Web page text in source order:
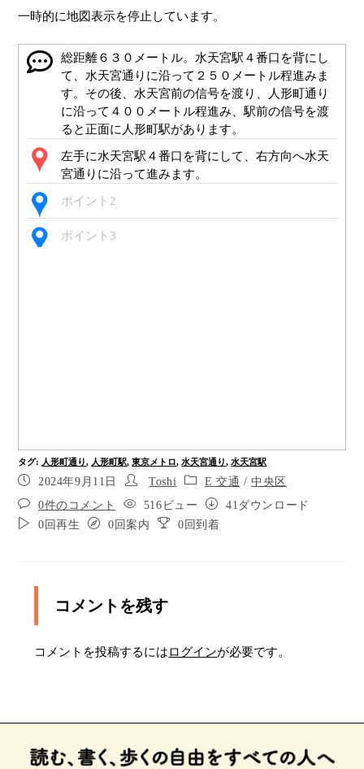
一時的に地図表示を停止しています。
総距離６３０メートル。水天宮駅４番口を背にし
て、水天宮通りに沿って２５０メートル程進みま
す。その後、水天宮前の信号を渡り、人形町通り
に沿って４００メートル程進み、駅前の信号を渡
ると正面に人形町駅があります。
左手に水天宮駅４番口を背にして、右方向へ水天
宮通りに沿って進みます。
ポイント2
ポイント3
ポイント10
２０メートル先、横断歩道を渡ります。
ポイント15
信号を渡ります。
ポイント18
タグ: 人形町通り, 人形町駅, 東京メトロ, 水天宮通り, 水天宮駅
2024年9月11日 Toshi E 交通 /中央区
0件のコメント
516ビュー
41ダウンロード
0回再生
0回案内 0回到着
コメントを残す
コメントを投稿するにはログインが必要です。